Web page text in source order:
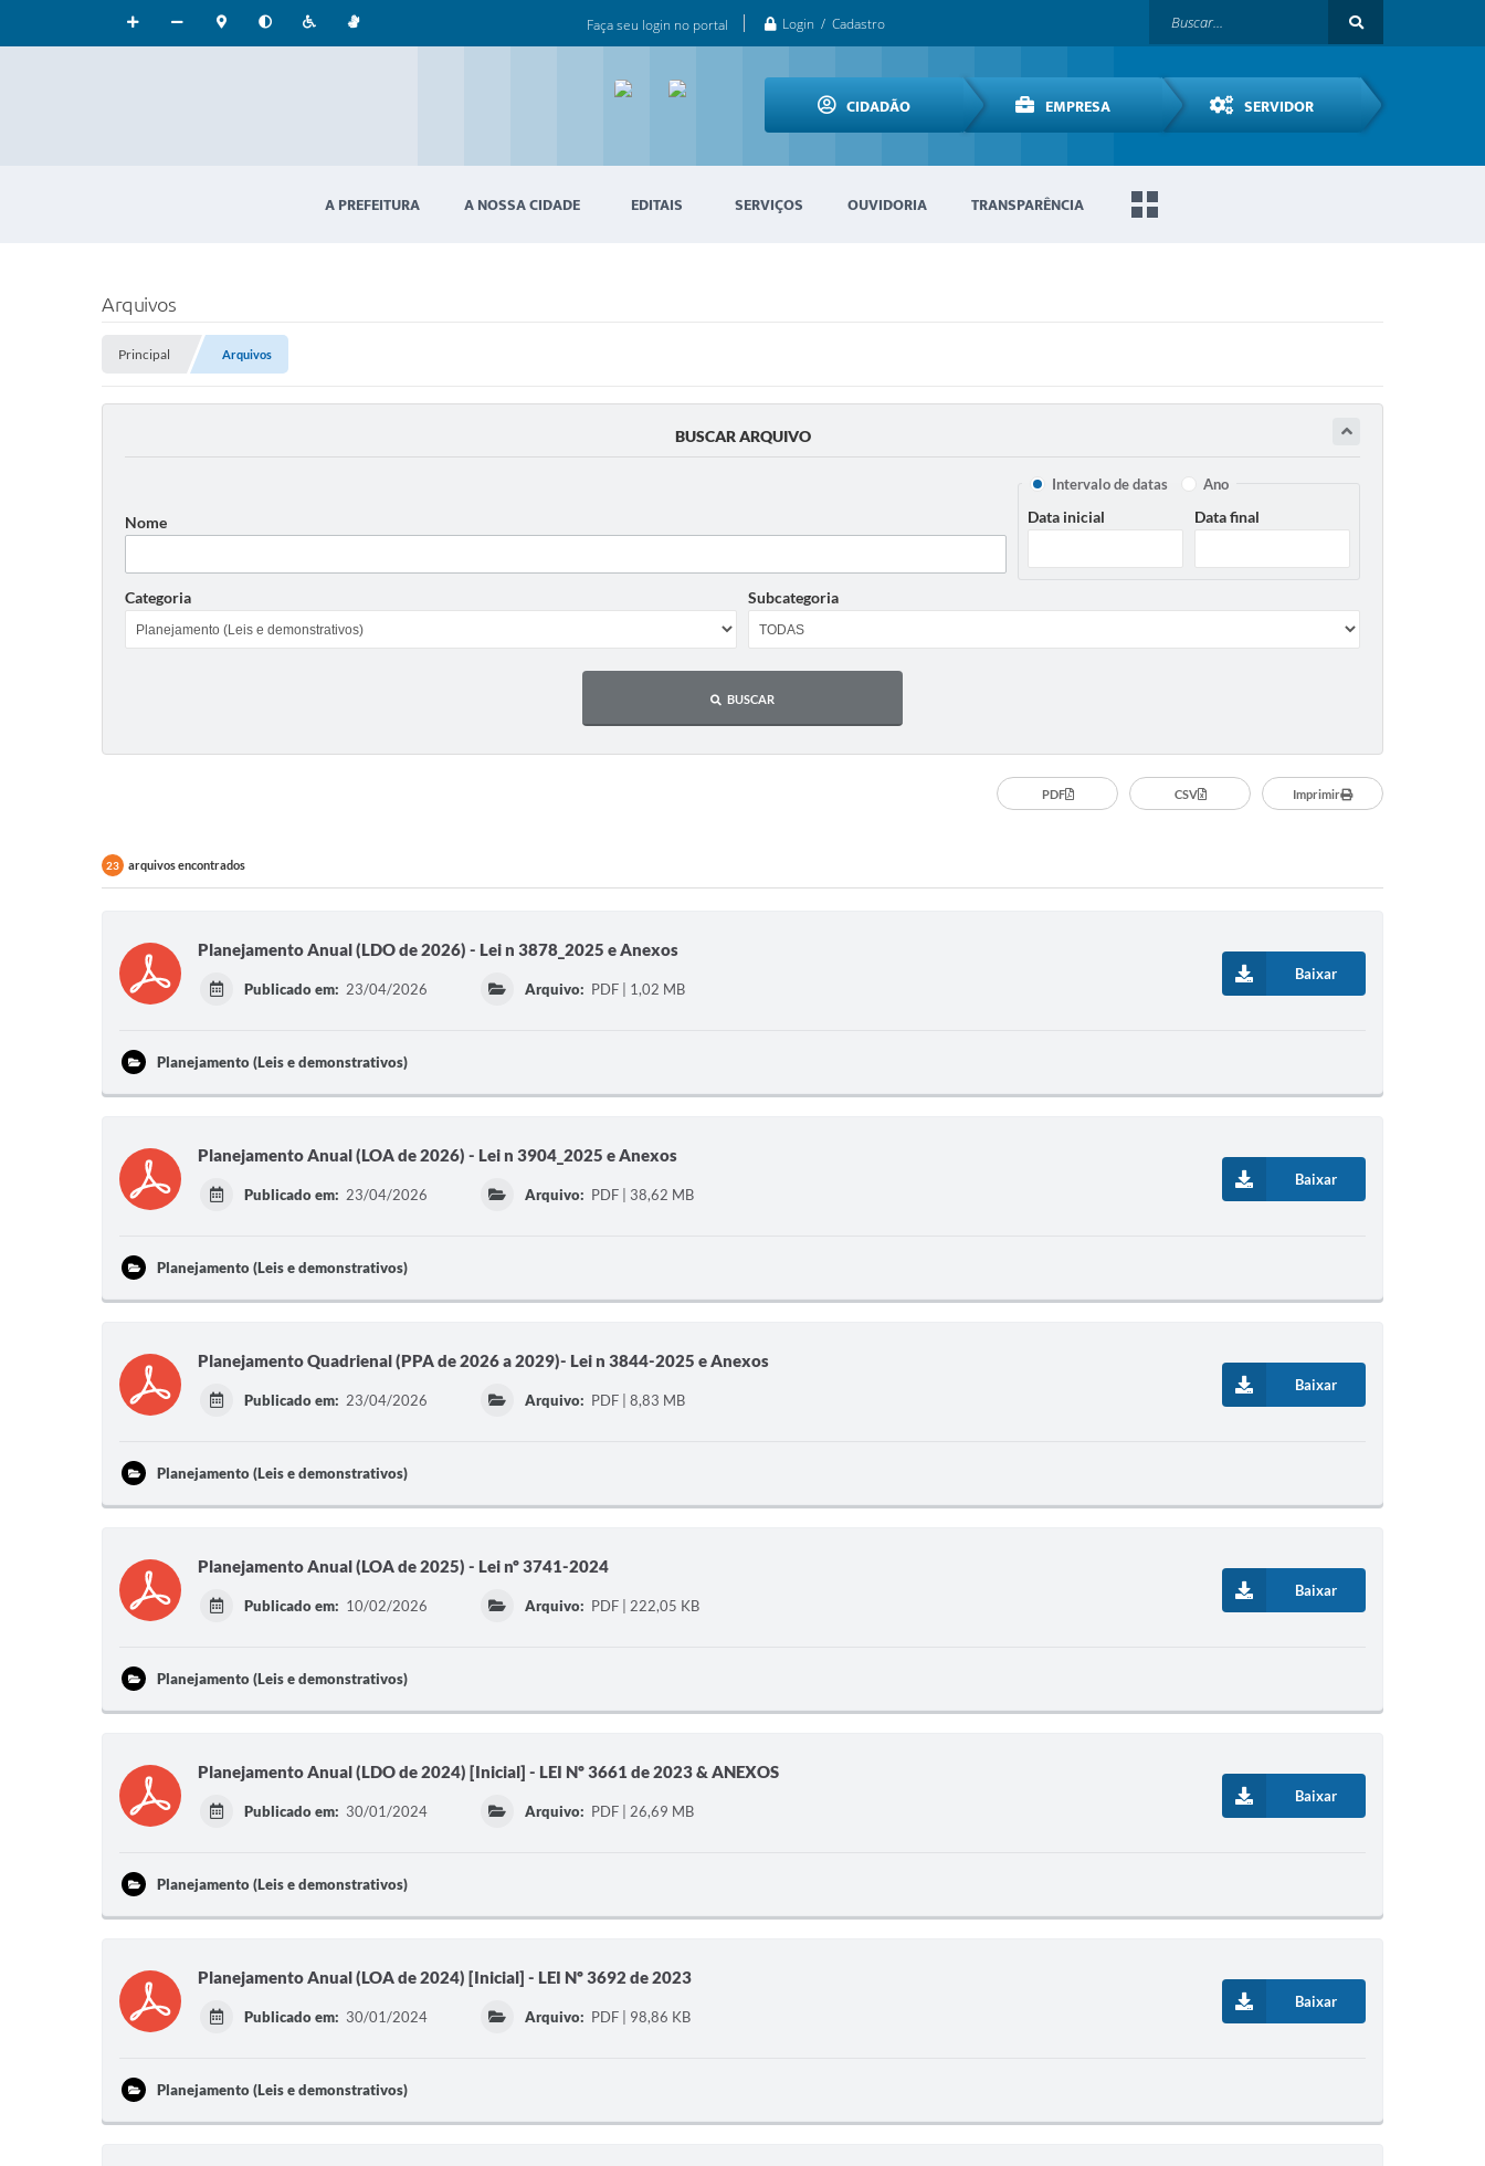
Faça seu login no portal Login / Cadastro
CIDADÃO EMPRESA SERVIDOR
A PREFEITURA A NOSSA CIDADE EDITAIS SERVIÇOS OUVIDORIA TRANSPARÊNCIA
Arquivos
Principal Arquivos
BUSCAR ARQUIVO
Nome
Intervalo de datas Ano
Data inicial Data final
Categoria Subcategoria
BUSCAR
PDF CSV Imprimir
23 arquivos encontrados
Planejamento Anual (LDO de 2026) - Lei n 3878_2025 e Anexos
Publicado em: 23/04/2026 Arquivo: PDF | 1,02 MB
Baixar
Planejamento (Leis e demonstrativos)
Planejamento Anual (LOA de 2026) - Lei n 3904_2025 e Anexos
Publicado em: 23/04/2026 Arquivo: PDF | 38,62 MB
Baixar
Planejamento (Leis e demonstrativos)
Planejamento Quadrienal (PPA de 2026 a 2029)- Lei n 3844-2025 e Anexos
Publicado em: 23/04/2026 Arquivo: PDF | 8,83 MB
Baixar
Planejamento (Leis e demonstrativos)
Planejamento Anual (LOA de 2025) - Lei nº 3741-2024
Publicado em: 10/02/2026 Arquivo: PDF | 222,05 KB
Baixar
Planejamento (Leis e demonstrativos)
Planejamento Anual (LDO de 2024) [Inicial] - LEI Nº 3661 de 2023 & ANEXOS
Publicado em: 30/01/2024 Arquivo: PDF | 26,69 MB
Baixar
Planejamento (Leis e demonstrativos)
Planejamento Anual (LOA de 2024) [Inicial] - LEI Nº 3692 de 2023
Publicado em: 30/01/2024 Arquivo: PDF | 98,86 KB
Baixar
Planejamento (Leis e demonstrativos)